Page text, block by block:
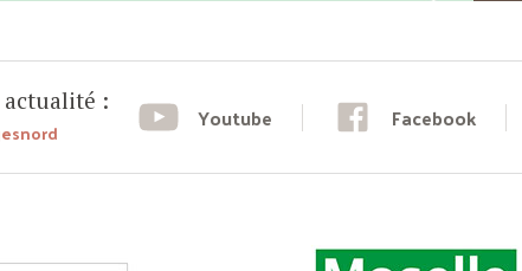
:
Youtube Facebook